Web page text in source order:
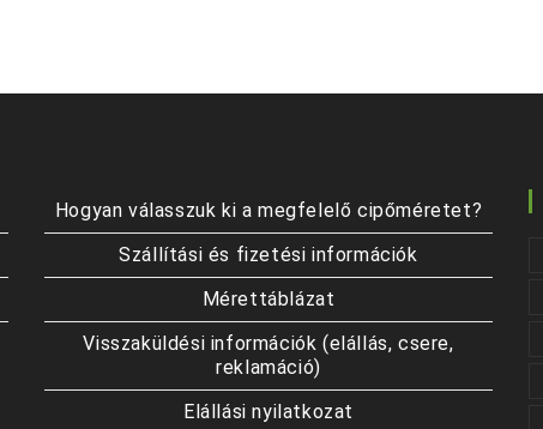
Hogyan válasszuk ki a megfelelő cipőméretet?
Szállítási és fizetési információk
Mérettáblázat
Visszaküldési információk (elállás, csere,
reklamáció)
Elállási nyilatkozat